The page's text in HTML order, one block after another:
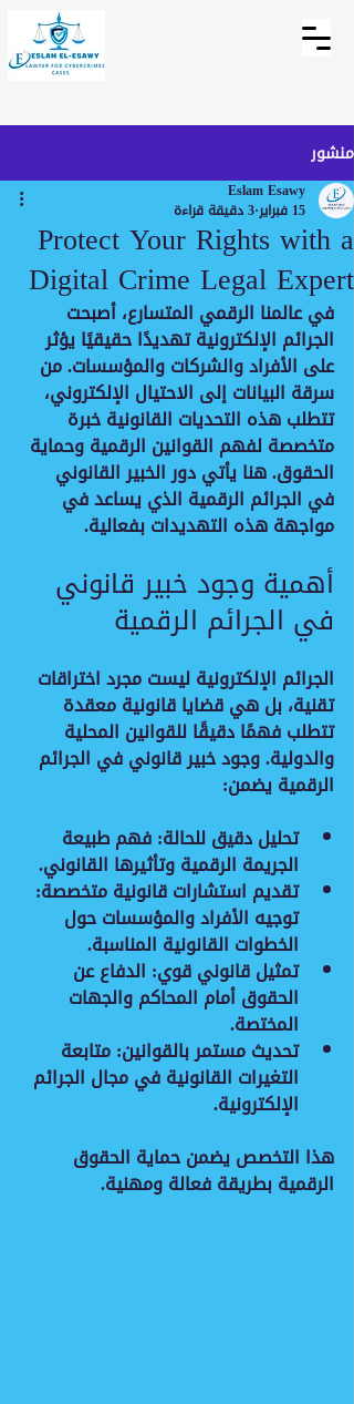
منشور
Protect Your Rights with a
Digital Crime Legal Expert
Eslam Esawy
15 فبراير
3 دقيقة قراءة
في عالمنا الرقمي المتسارع، أصبحت
الجرائم الإلكترونية تهديدًا حقيقيًا يؤثر
على الأفراد والشركات والمؤسسات. من
سرقة البيانات إلى الاحتيال الإلكتروني،
تتطلب هذه التحديات القانونية خبرة
متخصصة لفهم القوانين الرقمية وحماية
الحقوق. هنا يأتي دور الخبير القانوني
في الجرائم الرقمية الذي يساعد في
مواجهة هذه التهديدات بفعالية.
أهمية وجود خبير قانوني
في الجرائم الرقمية
الجرائم الإلكترونية ليست مجرد اختراقات
تقنية، بل هي قضايا قانونية معقدة
تتطلب فهمًا دقيقًا للقوانين المحلية
والدولية. وجود خبير قانوني في الجرائم
الرقمية يضمن:
تحليل دقيق للحالة: فهم طبيعة
الجريمة الرقمية وتأثيرها القانوني.
تقديم استشارات قانونية متخصصة:
توجيه الأفراد والمؤسسات حول
الخطوات القانونية المناسبة.
تمثيل قانوني قوي: الدفاع عن
الحقوق أمام المحاكم والجهات
المختصة.
تحديث مستمر بالقوانين: متابعة
التغيرات القانونية في مجال الجرائم
الإلكترونية.
هذا التخصص يضمن حماية الحقوق
الرقمية بطريقة فعالة ومهنية.